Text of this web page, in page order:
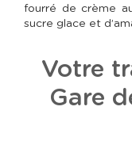
fourré de crème
sucre glace et
Votre
Gare